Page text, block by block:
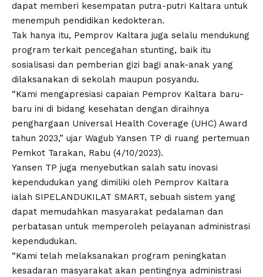
dapat memberi kesempatan putra-putri Kaltara untuk
menempuh pendidikan kedokteran.
Tak hanya itu, Pemprov Kaltara juga selalu mendukung
program terkait pencegahan stunting, baik itu
sosialisasi dan pemberian gizi bagi anak-anak yang
dilaksanakan di sekolah maupun posyandu.
“Kami mengapresiasi capaian Pemprov Kaltara baru-
baru ini di bidang kesehatan dengan diraihnya
penghargaan Universal Health Coverage (UHC) Award
tahun 2023,” ujar Wagub Yansen TP di ruang pertemuan
Pemkot Tarakan, Rabu (4/10/2023).
Yansen TP juga menyebutkan salah satu inovasi
kependudukan yang dimiliki oleh Pemprov Kaltara
ialah SIPELANDUKILAT SMART, sebuah sistem yang
dapat memudahkan masyarakat pedalaman dan
perbatasan untuk memperoleh pelayanan administrasi
kependudukan.
“Kami telah melaksanakan program peningkatan
kesadaran masyarakat akan pentingnya administrasi